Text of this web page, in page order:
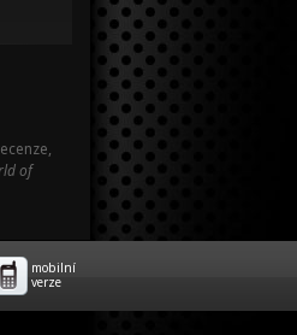
of
mobilní
verze